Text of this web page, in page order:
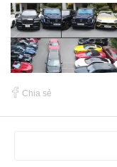
Chia sẻ